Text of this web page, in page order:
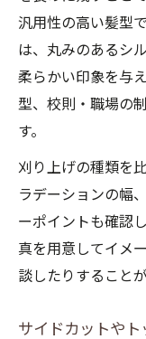
汎用性の高い髪型
は、丸みのあるシ
柔らかい印象を与
型、校則・職場の
す。
刈り上げの種類を
ラデーションの幅
ーポイントも確認
真を用意してイメ
談したりすること
サイドカットや